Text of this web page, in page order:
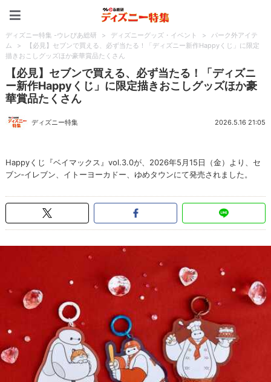
ディズニー特集 -ウレぴあ総研 > ディズニーグッズ・イベント >
パーク外アイテ
ム
>
【必見】セブンで買える、必ず当たる！「ディズニー新作Happyくじ」に限定
描きおこしグッズほか豪華賞品たくさん
【必見】セブンで買える、必ず当たる！「ディズニ
ー新作Happyくじ」に限定描きおこしグッズほか豪
華賞品たくさん
ディズニー特集 2026.5.16 21:05
Happyくじ『ベイマックス』vol.3.0が、2026年5月15日（金）より、セ
ブン‐イレブン、イトーヨーカドー、ゆめタウンにて発売されました。